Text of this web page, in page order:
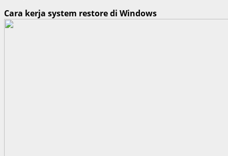
Cara kerja system restore di Windows